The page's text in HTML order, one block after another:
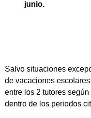
junio.
Salvo situaciones
de vacaciones
entre los 2 tutores
dentro de los periodos